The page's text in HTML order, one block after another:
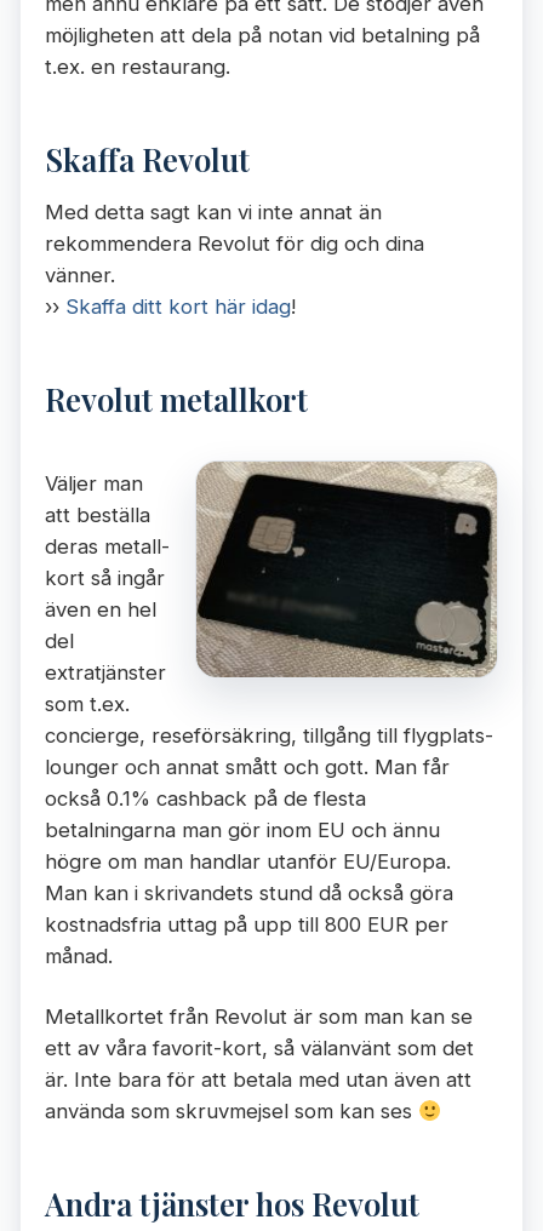
möjligheten att dela på notan vid betalning på
t.ex. en restaurang.
Skaffa Revolut
Med detta sagt kan vi inte annat än
rekommendera Revolut för dig och dina
vänner.
›› Skaffa ditt kort här idag!
Revolut metallkort
Väljer man
att beställa
deras metall-
kort så ingår
även en hel
del
extratjänster
som t.ex.
concierge, reseförsäkring, tillgång till flygplats-
lounger och annat smått och gott. Man får
också 0.1% cashback på de flesta
betalningarna man gör inom EU och ännu
högre om man handlar utanför EU/Europa.
Man kan i skrivandets stund då också göra
kostnadsfria uttag på upp till 800 EUR per
månad.
Metallkortet från Revolut är som man kan se
ett av våra favorit-kort, så välanvänt som det
är. Inte bara för att betala med utan även att
använda som skruvmejsel som kan ses
Andra tjänster hos Revolut